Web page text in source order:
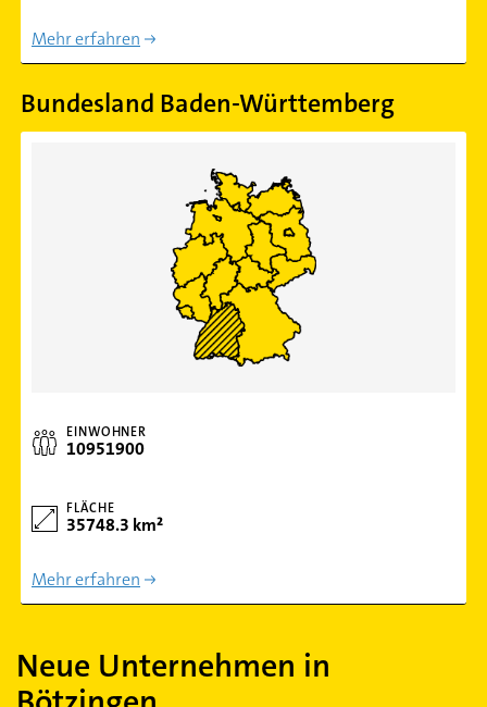
Mehr erfahren
Bundesland Baden-Württemberg
EINWOHNER
10951900
FLÄCHE
35748.3 km²
Mehr erfahren
Neue Unternehmen in